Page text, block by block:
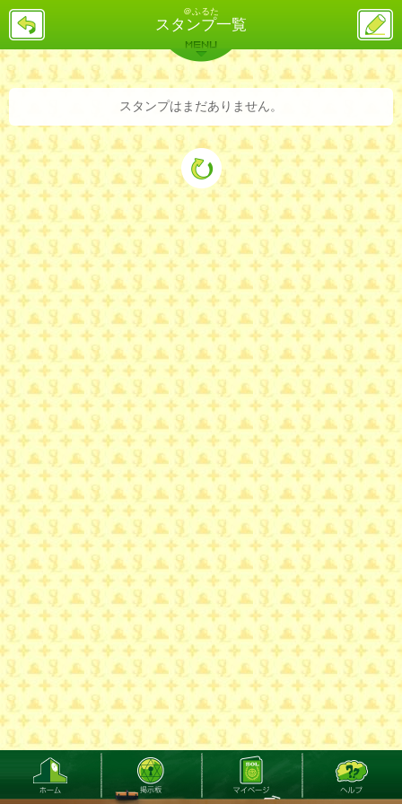
＠ふるた
スタンプ一覧
戻
ス
投
稿
バックナンバー 詳細検索 ランキング
MENU
スタンプはまだありません。